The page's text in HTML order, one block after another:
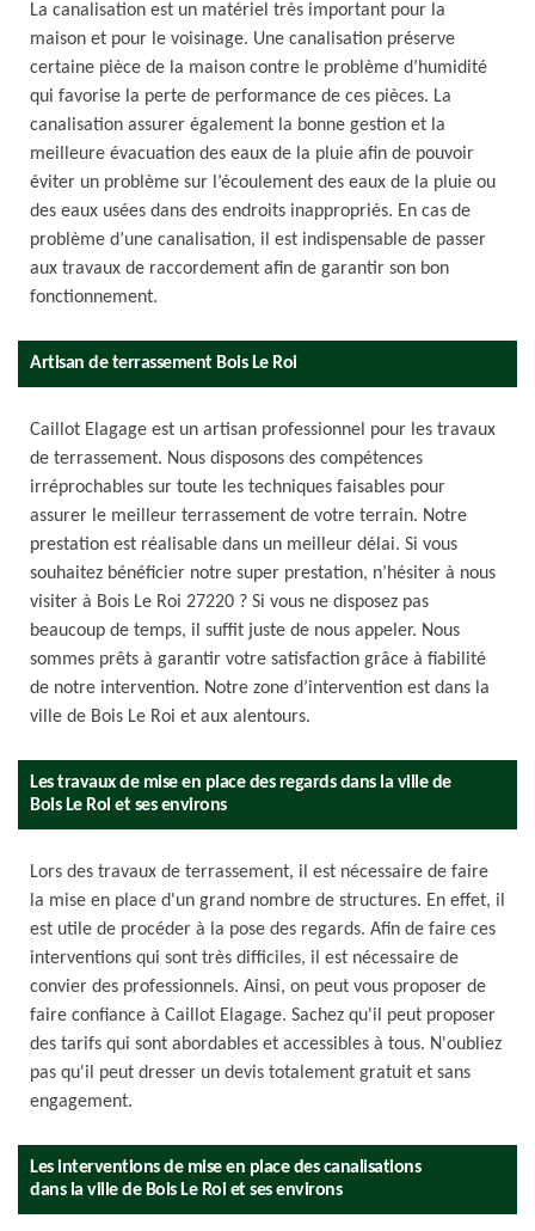
La canalisation est un matériel très important pour la
maison et pour le voisinage. Une canalisation préserve
certaine pièce de la maison contre le problème d’humidité
qui favorise la perte de performance de ces pièces. La
canalisation assurer également la bonne gestion et la
meilleure évacuation des eaux de la pluie afin de pouvoir
éviter un problème sur l’écoulement des eaux de la pluie ou
des eaux usées dans des endroits inappropriés. En cas de
problème d’une canalisation, il est indispensable de passer
aux travaux de raccordement afin de garantir son bon
fonctionnement.
Artisan de terrassement Bois Le Roi
Caillot Elagage est un artisan professionnel pour les travaux
de terrassement. Nous disposons des compétences
irréprochables sur toute les techniques faisables pour
assurer le meilleur terrassement de votre terrain. Notre
prestation est réalisable dans un meilleur délai. Si vous
souhaitez bénéficier notre super prestation, n’hésiter à nous
visiter à Bois Le Roi 27220 ? Si vous ne disposez pas
beaucoup de temps, il suffit juste de nous appeler. Nous
sommes prêts à garantir votre satisfaction grâce à fiabilité
de notre intervention. Notre zone d’intervention est dans la
ville de Bois Le Roi et aux alentours.
Les travaux de mise en place des regards dans la ville de
Bois Le Roi et ses environs
Lors des travaux de terrassement, il est nécessaire de faire
la mise en place d'un grand nombre de structures. En effet, il
est utile de procéder à la pose des regards. Afin de faire ces
interventions qui sont très difficiles, il est nécessaire de
convier des professionnels. Ainsi, on peut vous proposer de
faire confiance à Caillot Elagage. Sachez qu'il peut proposer
des tarifs qui sont abordables et accessibles à tous. N'oubliez
pas qu'il peut dresser un devis totalement gratuit et sans
engagement.
Les interventions de mise en place des canalisations
dans la ville de Bois Le Roi et ses environs